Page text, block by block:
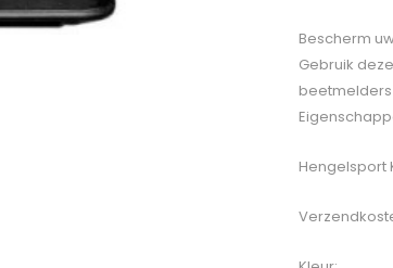
Bescherm
Gebruik
beetmelders
Hengelsport